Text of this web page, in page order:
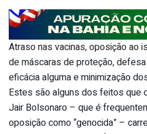
Atraso nas vacinas, oposição ao
de máscaras de proteção,
eficácia alguma e minimização
Estes são alguns dos feitos que
Jair Bolsonaro – que é
oposição como “genocida” –